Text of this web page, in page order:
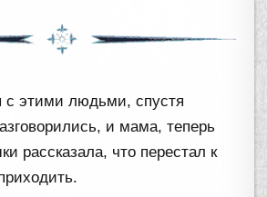
с этими людьми, спустя
и мама, теперь
рассказала, что перестал к